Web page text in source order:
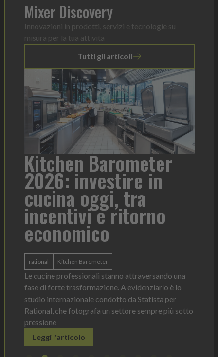
Mixer Discovery
Innovazioni in prodotti, servizi e tecnologie su
misura per la tua attività
Tutti gli articoli
Kitchen Barometer
2026: investire in
cucina oggi, tra
incentivi e ritorno
economico
rational Kitchen Barometer
Le cucine professionali stanno attraversando una
fase di forte trasformazione. A evidenziarlo è lo
studio internazionale condotto da Statista per
Rational, che fotografa un settore sempre più sotto
pressione
Leggi l'articolo